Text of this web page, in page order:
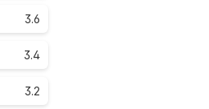
3.6
3.4
3.2